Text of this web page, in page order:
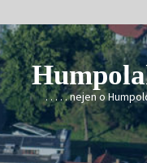
. . . . . nejen o